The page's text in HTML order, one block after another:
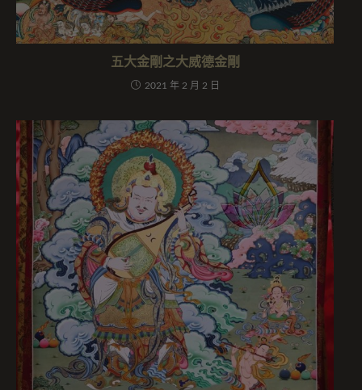
五大金剛之大威德金剛
2021 年 2 月 2 日